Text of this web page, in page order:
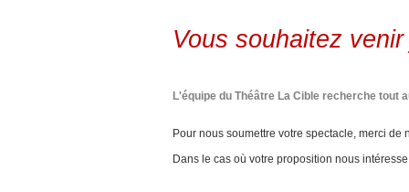
Vous souhaitez
L'équipe du Théâtre La Cible recherche tout
Pour nous soumettre votre spectacle, merci
Dans le cas où votre proposition nous